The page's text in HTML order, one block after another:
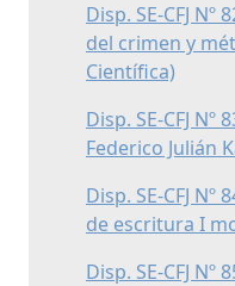
Disp. SE-CFJ Nº
del crimen y
Científica)
Disp. SE-CFJ Nº
Federico Julián
Disp. SE-CFJ Nº
de escritura I
Disp. SE-CFJ